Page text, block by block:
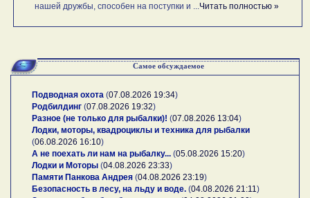
нашей дружбы, способен на поступки и ... Читать полностью »
Самое обсуждаемое
Подводная охота (07.08.2026 19:34)
Родбилдинг (07.08.2026 19:32)
Разное (не только для рыбалки)! (07.08.2026 13:04)
Лодки, моторы, квадроциклы и техника для рыбалки
(06.08.2026 16:10)
А не поехать ли нам на рыбалку... (05.08.2026 15:20)
Лодки и Моторы (04.08.2026 23:33)
Памяти Панкова Андрея (04.08.2026 23:19)
Безопасность в лесу, на льду и воде. (04.08.2026 21:11 )